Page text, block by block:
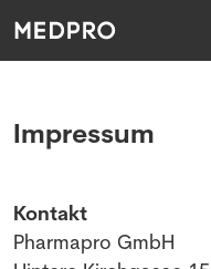
Impressum
Kontakt
Pharmapro GmbH